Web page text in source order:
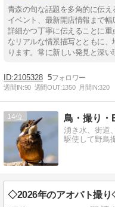
青森の旬な話題を多角的に伝え
イベント、最新開店情報まで
詳細かつ丁寧に伝えることに
なリアルな情景描写とともに
ります。常に新しい発見と深
2105328 5
週間IN:90 週間OUT:1350 月間IN:320
14 鳥・撮り・
湧き水、街道
駆使して野鳥
◇2026年のアオバト撮